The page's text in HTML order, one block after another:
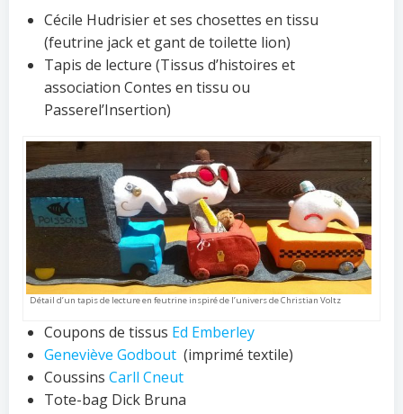
Cécile Hudrisier et ses chosettes en tissu
(feutrine jack et gant de toilette lion)
Tapis de lecture (Tissus d’histoires et
association Contes en tissu ou
Passerel’Insertion)
Détail d’un tapis de lecture en feutrine inspiré de l’univers de Christian Voltz
Coupons de tissus Ed Emberley
Geneviève Godbout (imprimé textile)
Coussins Carll Cneut
Tote-bag Dick Bruna